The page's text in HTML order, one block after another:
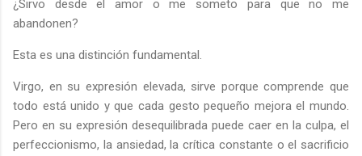
¿Sirvo desde el amor o me someto para que no me
abandonen?
Esta es una distinción fundamental.
Virgo, en su expresión elevada, sirve porque comprende que
todo está unido y que cada gesto pequeño mejora el mundo.
Pero en su expresión desequilibrada puede caer en la culpa, el
perfeccionismo, la ansiedad, la crítica constante o el sacrificio